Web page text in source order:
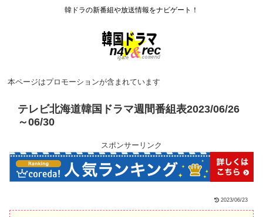
韓ドラの新番組や放送情報をナビゲート！
本ページはプロモーションが含まれています
テレビ北海道韓国ドラマ週間番組表2023/06/26
～06/30
スポンサーリンク
2023/06/23